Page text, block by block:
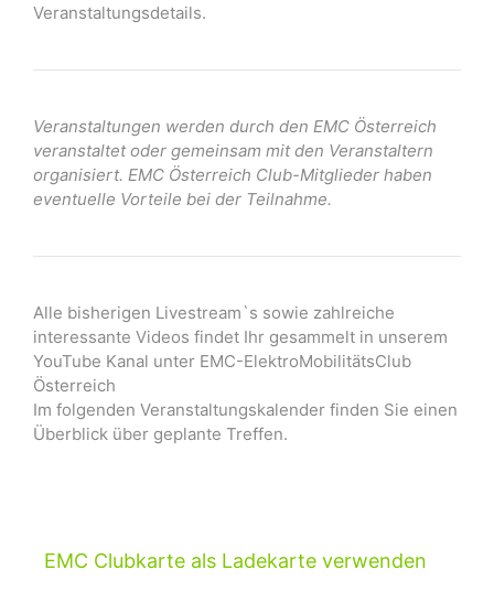
Veranstaltungsdetails.
Veranstaltungen werden durch den EMC Österreich
veranstaltet oder gemeinsam mit den Veranstaltern
organisiert. EMC Österreich Club-Mitglieder haben
eventuelle Vorteile bei der Teilnahme.
Alle bisherigen Livestream`s sowie zahlreiche
interessante Videos findet Ihr gesammelt in unserem
YouTube Kanal unter EMC-ElektroMobilitätsClub
Österreich
Im folgenden Veranstaltungskalender finden Sie einen
Überblick über geplante Treffen.
EMC Clubkarte als Ladekarte verwenden